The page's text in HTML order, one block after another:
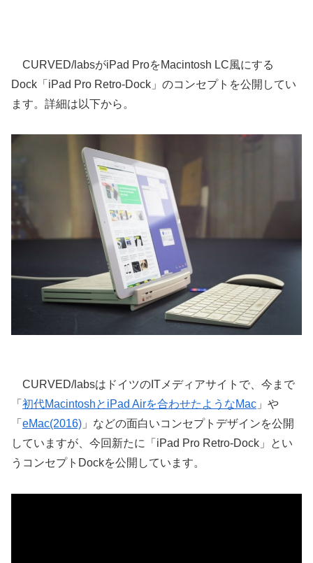
CURVED/labsがiPad ProをMacintosh LC風にする
Dock「iPad Pro Retro-Dock」のコンセプトを公開してい
ます。詳細は以下から。
CURVED/labsはドイツのITメディアサイトで、今まで
「 初代MacintoshとiPad Airを合わせたようなMac 」や
「 eMac(2016) 」などの面白いコンセプトデザインを公開
していますが、今回新たに「iPad Pro Retro-Dock」とい
うコンセプトDockを公開しています。